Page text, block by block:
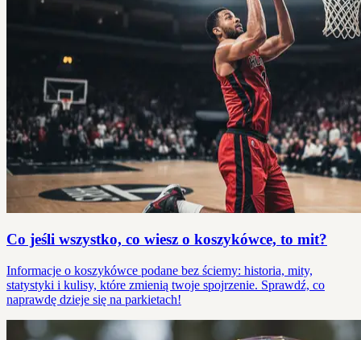
Co jeśli wszystko, co wiesz o koszykówce, to mit?
Informacje o koszykówce podane bez ściemy: historia, mity,
statystyki i kulisy, które zmienią twoje spojrzenie. Sprawdź, co
naprawdę dzieje się na parkietach!